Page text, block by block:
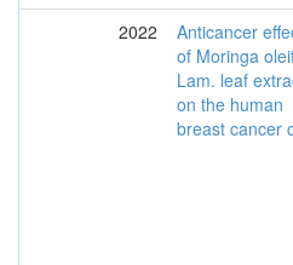
2022
Anticancer
of Moringa
Lam. leaf
on the human
breast cancer